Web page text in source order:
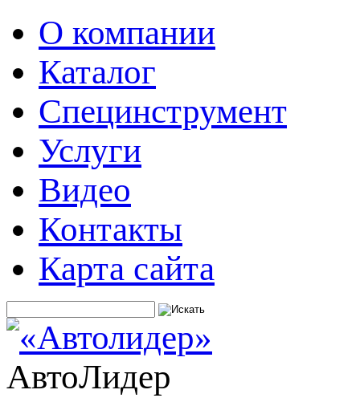
О компании
Каталог
Специнструмент
Услуги
Видео
Контакты
Карта сайта
АвтоЛидер